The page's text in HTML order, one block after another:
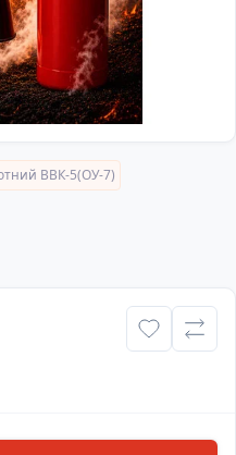
ВВК-5(ОУ-7)